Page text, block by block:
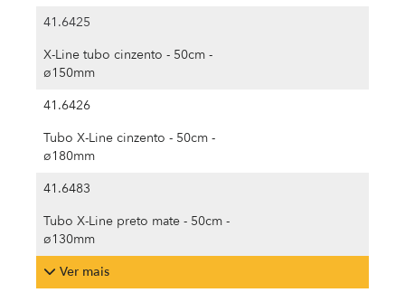
41.6425
X-Line tubo cinzento - 50cm -
ø150mm
41.6426
Tubo X-Line cinzento - 50cm -
ø180mm
41.6483
Tubo X-Line preto mate - 50cm -
ø130mm
Ver mais